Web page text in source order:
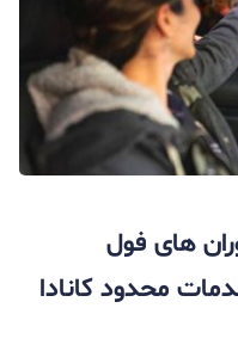
های فول
محدود کانادا